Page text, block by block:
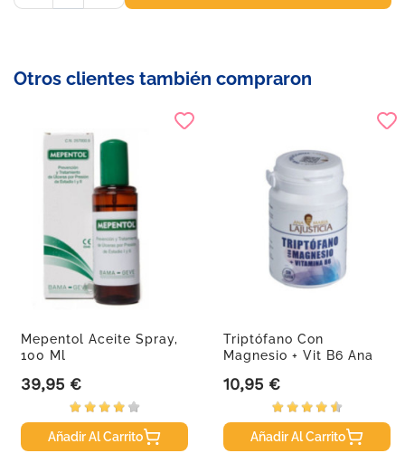
Otros clientes también compraron
Mepentol Aceite Spray,
100 Ml
Precio
39,95 €
Añadir Al Carrito
Triptófano Con
Magnesio + Vit B6 Ana
Precio
10,95 €
Añadir Al Carrito